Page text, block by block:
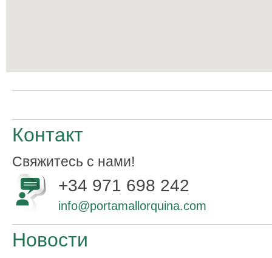
Контакт
Свяжитесь с нами!
+34 971 698 242
info@portamallorquina.com
Новости